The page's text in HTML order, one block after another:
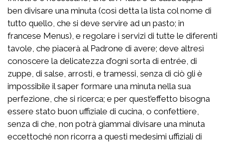
ben divisare una minuta (così detta la lista col nome di
tutto quello, che si deve servire ad un pasto; in
francese Menus), e regolare i servizi di tutte le diferenti
tavole, che piacerà al Padrone di avere; deve altresì
conoscere la delicatezza d’ogni sorta di entrée, di
zuppe, di salse, arrosti, e tramessi, senza di ciò gli è
impossibile il saper formare una minuta nella sua
perfezione, che si ricerca; e per quest’effetto bisogna
essere stato buon uffiziale di cucina, o confettiere,
senza di che, non potrà giammai divisare una minuta
eccettoché non ricorra a questi medesimi uffiziali di